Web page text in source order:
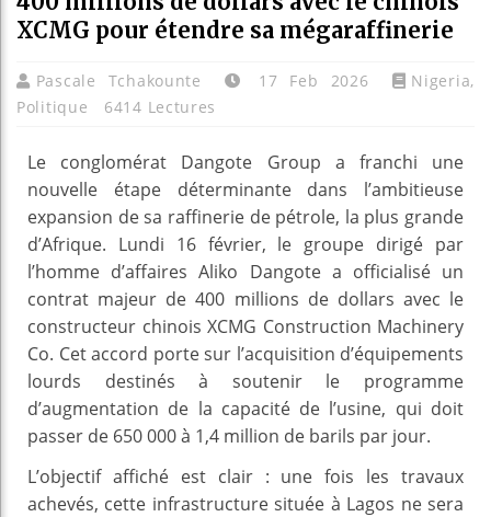
XCMG pour étendre sa mégaraffinerie
Pascale Tchakounte 17 Feb 2026 Nigeria,
Politique
6414 Lectures
Le conglomérat Dangote Group a franchi une
nouvelle étape déterminante dans l’ambitieuse
expansion de sa raffinerie de pétrole, la plus grande
d’Afrique. Lundi 16 février, le groupe dirigé par
l’homme d’affaires Aliko Dangote a officialisé un
contrat majeur de 400 millions de dollars avec le
constructeur chinois XCMG Construction Machinery
Co. Cet accord porte sur l’acquisition d’équipements
lourds destinés à soutenir le programme
d’augmentation de la capacité de l’usine, qui doit
passer de 650 000 à 1,4 million de barils par jour.
L’objectif affiché est clair : une fois les travaux
achevés, cette infrastructure située à Lagos ne sera